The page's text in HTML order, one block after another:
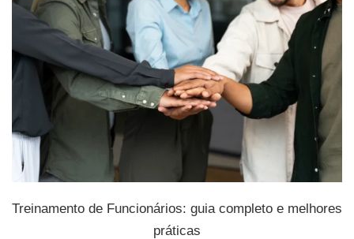
Treinamento de Funcionários: guia completo e melhores
práticas